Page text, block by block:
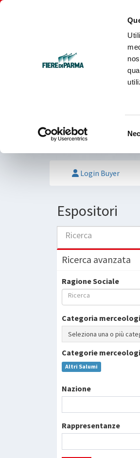
Login Buyer
Espositori
Ricerca
Ricerca avanzata
Ragione Sociale
Ricerca
Categoria
Seleziona una o più
Categorie
Altri Salumi
Nazione
Rappresentanze